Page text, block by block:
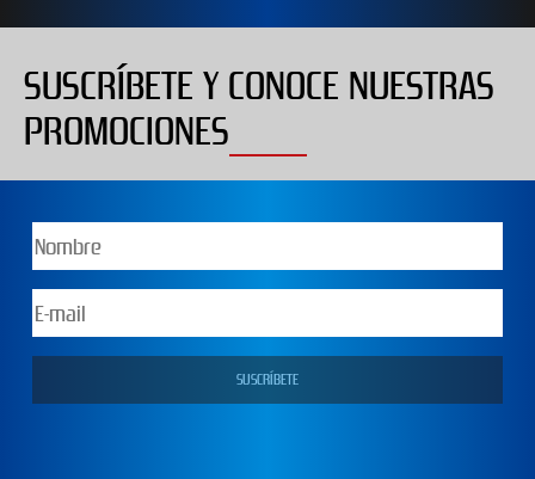
SUSCRÍBETE Y CONOCE NUESTRAS
PROMOCIONES